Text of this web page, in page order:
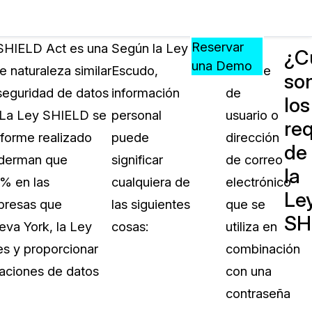
Médica
PreciosRecursos
APRENDA,
CONECTE
Y
CREZCA
CON
Preguntas Frecuentes
Explore preguntas frecuentes
CaseGuard
Redacte archivos de video con
Eventos
Reservar
una Demo
Act es una
naturaleza similar
de datos
Ley SHIELD se
realizado
que
en las
que
York, la Ley
y proporcionar
de datos
Según la Ley
Escudo,
información
personal
puede
significar
cualquiera de
las siguientes
cosas:
Un
nombre
de
usuario o
dirección
de correo
electrónico
que se
utiliza en
combinación
con una
contraseña
los
de
la